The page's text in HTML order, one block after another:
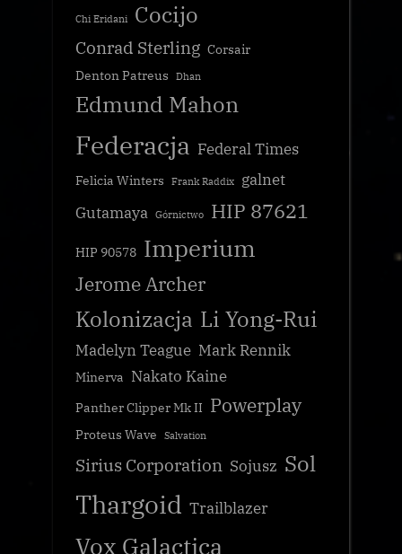
Chi Eridani Cocijo
Conrad Sterling Corsair
Denton Patreus
Dhan
Edmund Mahon
Federacja Federal Times
Felicia Winters Frank Raddix
galnet
Gutamaya Górnictwo HIP 87621
HIP 90578 Imperium
Jerome Archer
Kolonizacja Li Yong-Rui
Madelyn Teague Mark Rennik
Minerva Nakato Kaine
Panther Clipper Mk II Powerplay
Proteus Wave Salvation
Sirius Corporation Sojusz Sol
Thargoid Trailblazer
Vox Galactica